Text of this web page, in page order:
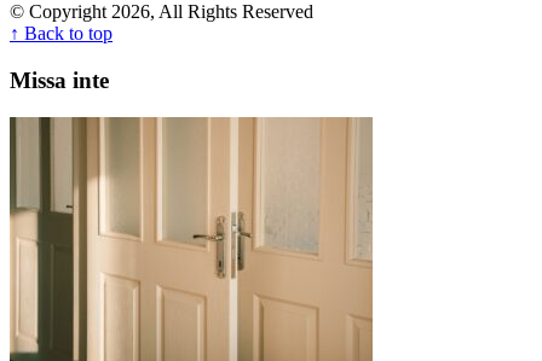
© Copyright 2026, All Rights Reserved
↑ Back to top
Missa inte